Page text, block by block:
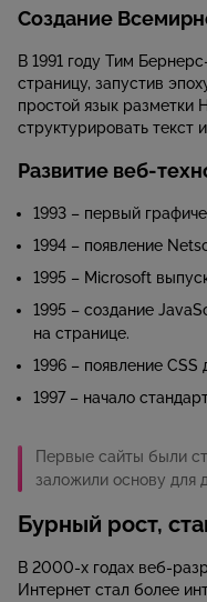
Создание
В 1991 году Тим
страницу, запустив
простой язык разметки
структурировать текст
Развитие веб-
1993 – первый
1994 – появление
1995 – Microsoft
1995 – создание
на странице.
1996 – появление CSS
1997 – начало
Первые сайты были
заложили основу для
Бурный рост,
В 2000-х годах веб-
Интернет стал более